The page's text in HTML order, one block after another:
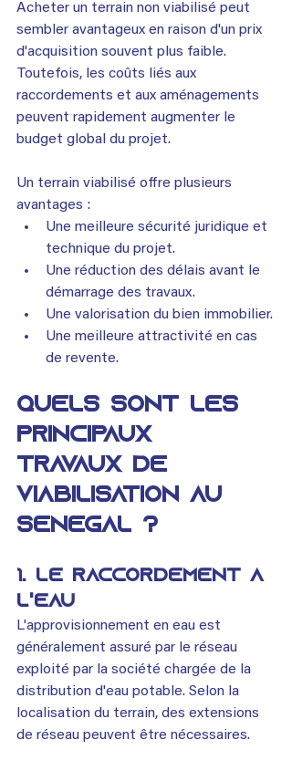
Acheter un terrain non viabilisé peut
sembler avantageux en raison d'un prix
d'acquisition souvent plus faible.
Toutefois, les coûts liés aux
raccordements et aux aménagements
peuvent rapidement augmenter le
budget global du projet.
Un terrain viabilisé offre plusieurs
avantages :
Une meilleure sécurité juridique et
technique du projet.
Une réduction des délais avant le
démarrage des travaux.
Une valorisation du bien immobilier.
Une meilleure attractivité en cas
de revente.
Quels sont les
principaux
travaux de
viabilisation au
Sénégal ?
1. Le raccordement à
l'eau
L'approvisionnement en eau est
généralement assuré par le réseau
exploité par la société chargée de la
distribution d'eau potable. Selon la
localisation du terrain, des extensions
de réseau peuvent être nécessaires.